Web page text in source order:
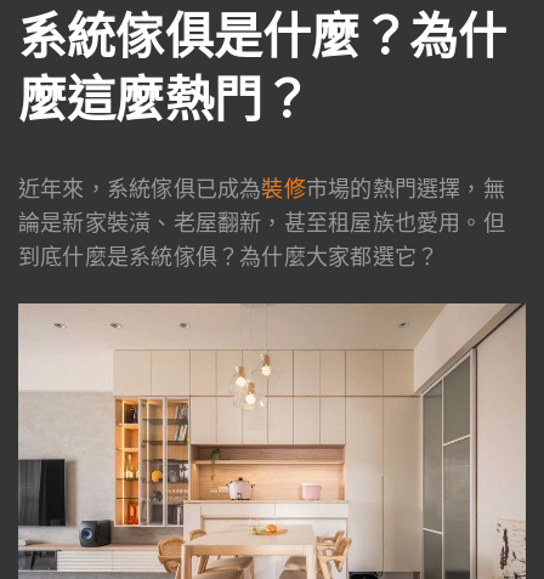
系統傢俱是什麼？為什
麼這麼熱門？
近年來，系統傢俱已成為裝修市場的熱門選擇，無
論是新家裝潢、老屋翻新，甚至租屋族也愛用。但
到底什麼是系統傢俱？為什麼大家都選它？